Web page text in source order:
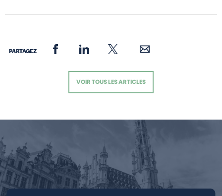
PARTAGEZ
VOIR TOUS LES ARTICLES